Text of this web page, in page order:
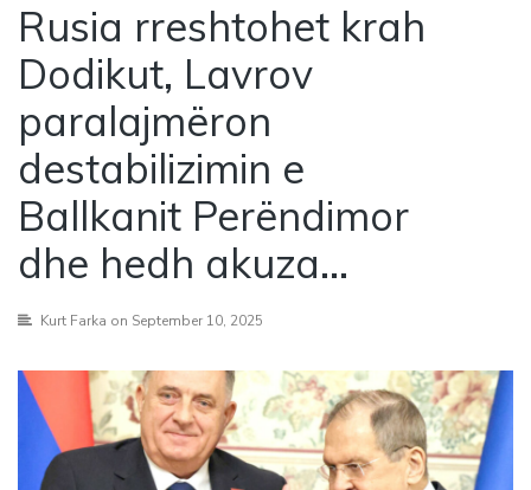
Rusia rreshtohet krah
Dodikut, Lavrov
paralajmëron
destabilizimin e
Ballkanit Perëndimor
dhe hedh akuza…
Kurt Farka on September 10, 2025